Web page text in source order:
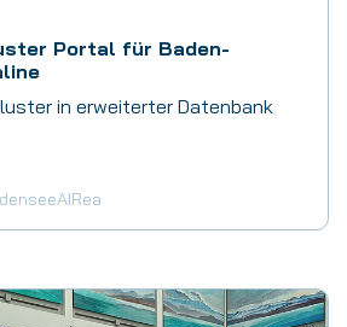
Portal für Baden-
in erweiterter Datenbank